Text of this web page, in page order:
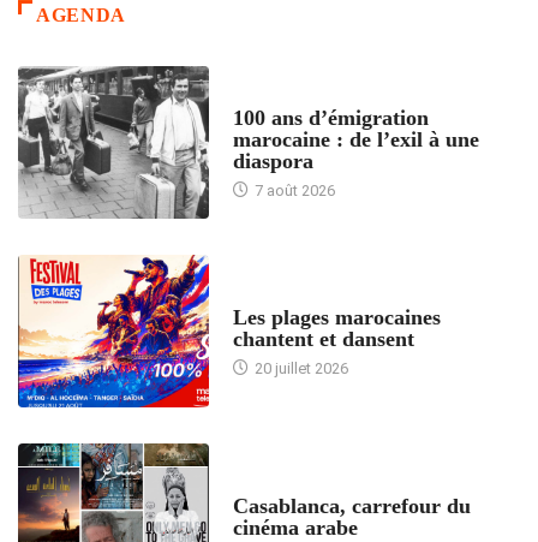
AGENDA
100 ans d’émigration
marocaine : de l’exil à une
diaspora
7 août 2026
Les plages marocaines
chantent et dansent
20 juillet 2026
Casablanca, carrefour du
cinéma arabe